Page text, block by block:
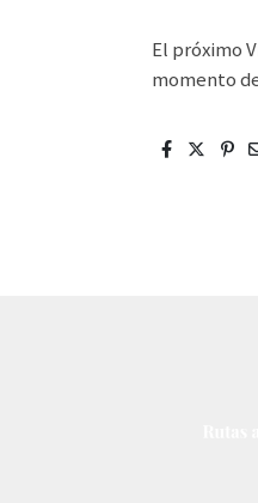
El próximo
momento